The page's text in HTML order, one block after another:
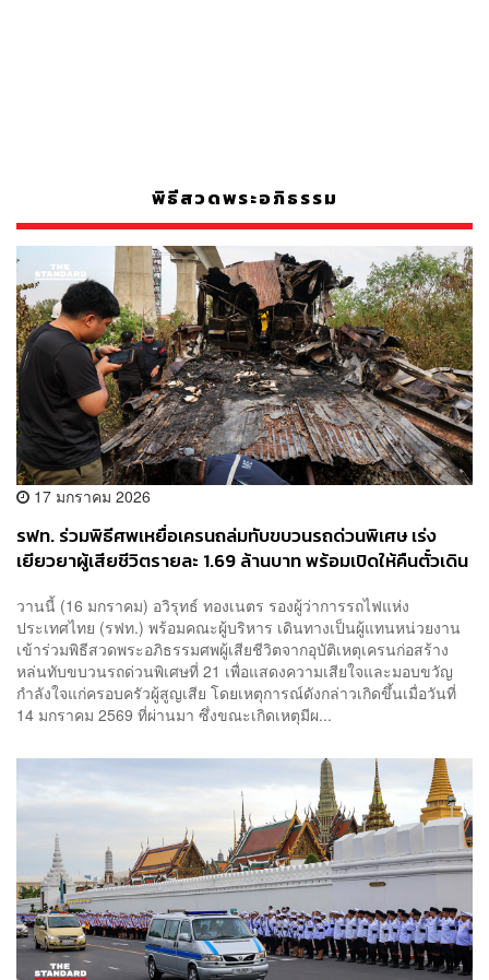
พิธีสวดพระอภิธรรม
17 มกราคม 2026
รฟท. ร่วมพิธีศพเหยื่อเครนถล่มทับขบวนรถด่วนพิเศษ เร่ง
เยียวยาผู้เสียชีวิตรายละ 1.69 ล้านบาท พร้อมเปิดให้คืนตั๋วเดิน
วานนี้ (16 มกราคม) อวิรุทธ์ ทองเนตร รองผู้ว่าการรถไฟแห่ง
ประเทศไทย (รฟท.) พร้อมคณะผู้บริหาร เดินทางเป็นผู้แทนหน่วยงาน
เข้าร่วมพิธีสวดพระอภิธรรมศพผู้เสียชีวิตจากอุบัติเหตุเครนก่อสร้าง
หล่นทับขบวนรถด่วนพิเศษที่ 21 เพื่อแสดงความเสียใจและมอบขวัญ
กำลังใจแก่ครอบครัวผู้สูญเสีย โดยเหตุการณ์ดังกล่าวเกิดขึ้นเมื่อวันที่
14 มกราคม 2569 ที่ผ่านมา ซึ่งขณะเกิดเหตุมีผ...